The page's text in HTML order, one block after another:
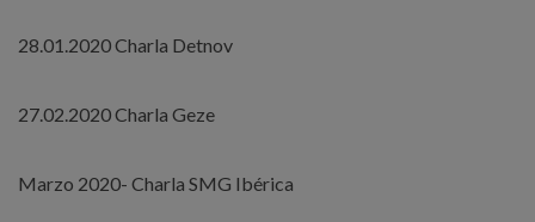
28.01.2020 Charla Detnov
27.02.2020 Charla Geze
Marzo 2020- Charla SMG Ibérica